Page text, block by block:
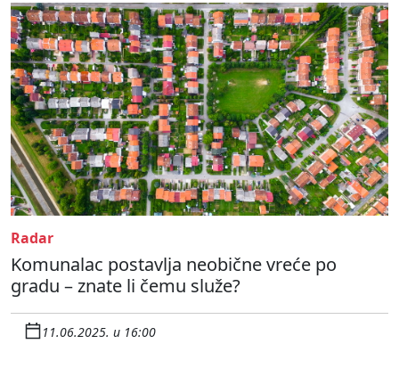
Radar
Komunalac postavlja neobične vreće po
gradu – znate li čemu služe?
11.06.2025. u 16:00